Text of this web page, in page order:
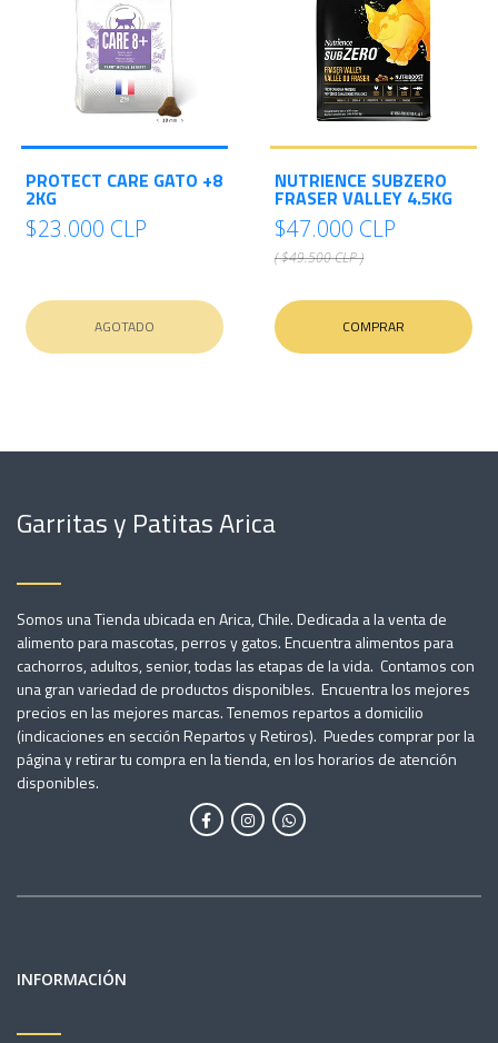
PROTECT CARE GATO +8
2KG
$23.000 CLP
AGOTADO
NUTRIENCE SUBZERO
FRASER VALLEY 4.5KG
$47.000 CLP
( $49.500 CLP )
COMPRAR
Garritas y Patitas Arica
Somos una Tienda ubicada en Arica, Chile. Dedicada a la venta de
alimento para mascotas, perros y gatos. Encuentra alimentos para
cachorros, adultos, senior, todas las etapas de la vida. Contamos con
una gran variedad de productos disponibles. Encuentra los mejores
precios en las mejores marcas. Tenemos repartos a domicilio
(indicaciones en sección Repartos y Retiros). Puedes comprar por la
página y retirar tu compra en la tienda, en los horarios de atención
disponibles.
INFORMACIÓN